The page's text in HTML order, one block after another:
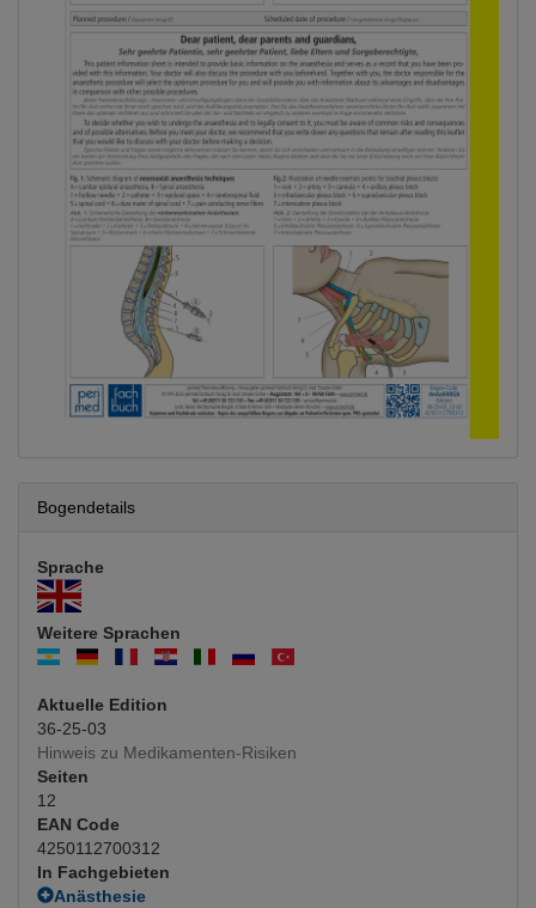
Bogendetails
Sprache
Weitere Sprachen
Aktuelle Edition
36-25-03
Hinweis zu Medikamenten-Risiken
Seiten
12
EAN Code
4250112700312
In Fachgebieten
Anästhesie